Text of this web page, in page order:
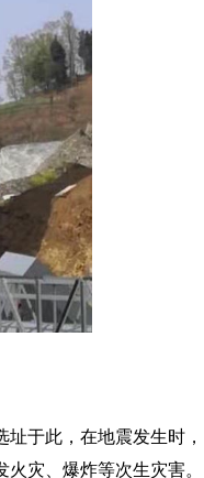
于此，在地震发生时，
灾、爆炸等次生灾害。